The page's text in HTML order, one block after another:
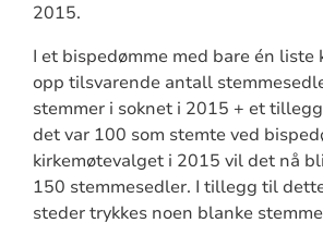
2015.
I et bispedømme med bare én liste
opp tilsvarende antall
stemmer i soknet i 2015 + et
det var 100 som stemte ved
kirkemøtevalget i 2015 vil det nå
150 stemmesedler. I tillegg til
steder trykkes noen blanke